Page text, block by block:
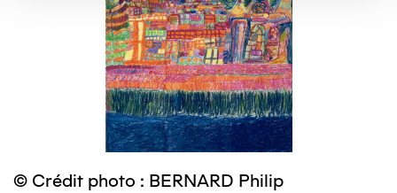
© Crédit photo : BERNARD Philip